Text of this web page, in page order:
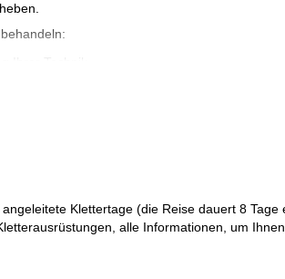
wird
wir ein leckeres Abendessen genießen und
Klettertage (die Reise dauert 8
alle Informationen, um